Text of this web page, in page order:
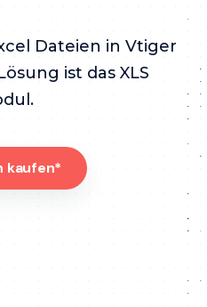
Dateien in Vtiger
ist das XLS
kaufen*